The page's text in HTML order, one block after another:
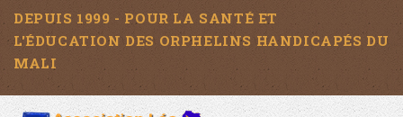
DEPUIS 1999 - POUR LA SANTÉ ET
L'ÉDUCATION DES ORPHELINS HANDICAPÉS DU
MALI